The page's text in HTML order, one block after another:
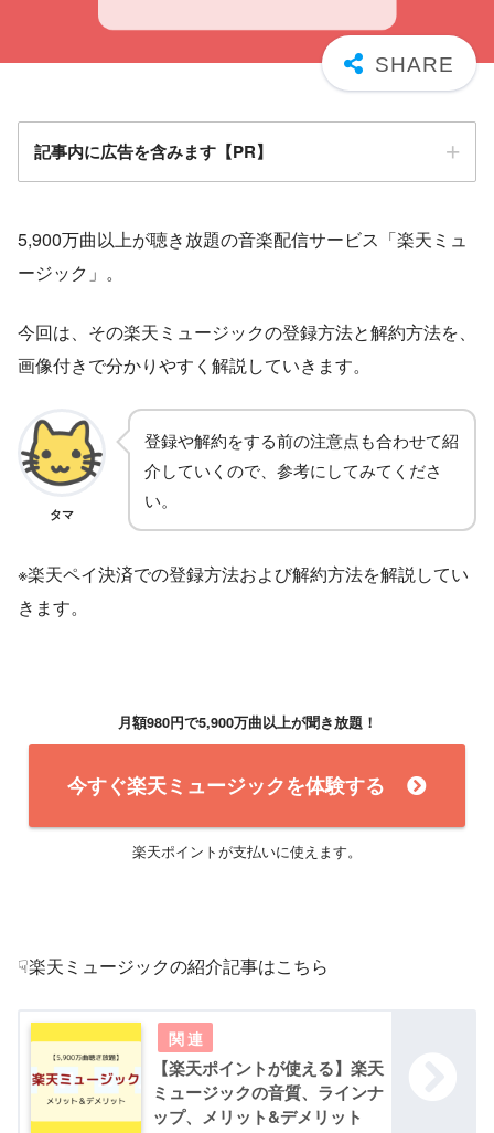
記事内に広告を含みます【PR】
5,900万曲以上が聴き放題の音楽配信サービス「楽天ミュ
ージック」。
今回は、その楽天ミュージックの登録方法と解約方法を、
画像付きで分かりやすく解説していきます。
タマ
登録や解約をする前の注意点も合わせて紹
介していくので、参考にしてみてくださ
い。
※楽天ペイ決済での登録方法および解約方法を解説してい
きます。
月額980円で5,900万曲以上が聞き放題！
今すぐ楽天ミュージックを体験する
楽天ポイントが支払いに使えます。
☟楽天ミュージックの紹介記事はこちら
【楽天ポイントが使える】楽天
ミュージックの音質、ラインナ
ップ、メリット&デメリット